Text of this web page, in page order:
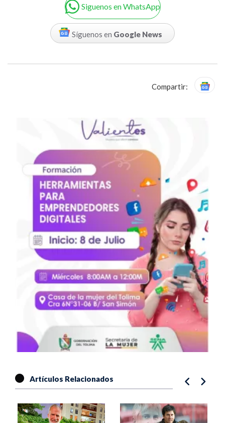
Siguenos en WhatsApp
Síguenos en Google News
Compartir:
Artículos Relacionados